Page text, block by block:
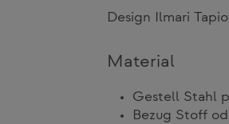
Design Ilmari
Material
Gestell Stahl
Bezug Stoff